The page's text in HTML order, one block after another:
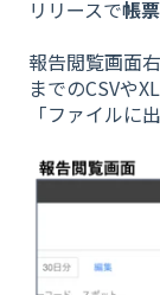
リリースで帳
報告閲覧画面
までのCSVや
「ファイルに